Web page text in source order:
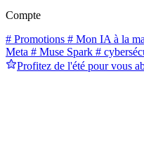
Compte
# Promotions # Mon IA à la
Meta # Muse Spark #
Profitez de l'été pour vous